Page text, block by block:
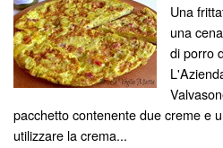
Una
una
di porro
pacchetto contenente due creme e
utilizzare la crema...